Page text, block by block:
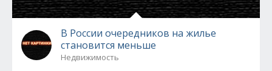
В России очередников на жилье
становится меньше
Недвижимость